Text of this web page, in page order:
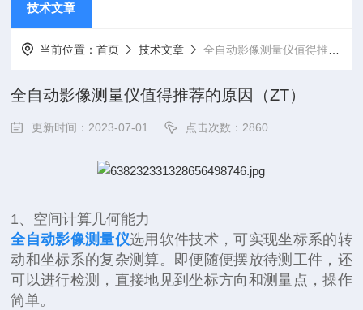
技术文章
当前位置：首页 技术文章 全自动影像测量仪值得推荐的原因（ZT）
全自动影像测量仪值得推荐的原因（ZT）
更新时间：2023-07-01 点击次数：2860
1、空间计算几何能力
全自动影像测量仪选用软件技术，可实现坐标系的转
动和坐标系的复杂测算。即便随便摆放待测工件，还
可以进行检测，直接地见到坐标方向和测量点，操作
简单。